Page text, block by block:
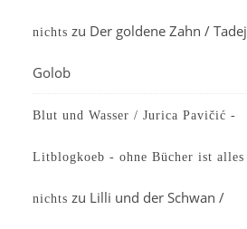
nichts zu Der goldene Zahn / Tadej
Golob
Blut und Wasser / Jurica Pavičić -
Litblogkoeb - ohne Bücher ist alles
nichts zu Lilli und der Schwan /